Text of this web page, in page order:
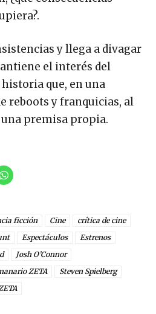
y llega a divagar
el interés del
que, en una
reboots y franquicias, al
premisa propia.
ficción Cine
crítica de cine
Espectáculos
Estrenos
Josh O’Connor
ZETA
Steven Spielberg